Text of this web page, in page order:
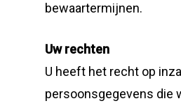
bewaartermijnen.
Uw rechten
U heeft het recht op
persoonsgegevens die